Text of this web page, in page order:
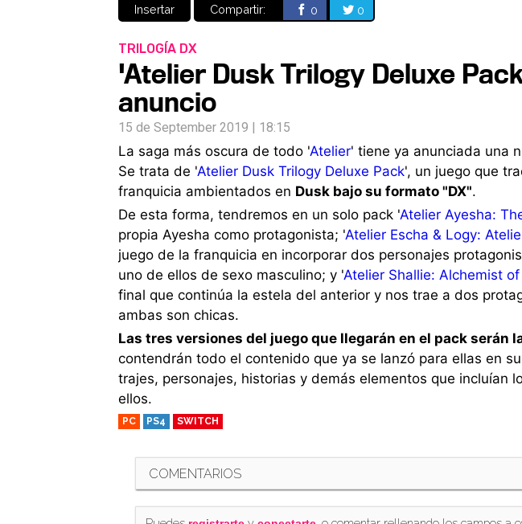
Insertar Compartir: 0 0
TRILOGÍA DX
'Atelier Dusk Trilogy Deluxe
anuncio
15 de September 2019 | 18:15
La saga más oscura de todo 'Atelier' tiene ya anunciada una
Se trata de 'Atelier Dusk Trilogy Deluxe Pack', un juego que
franquicia ambientados en Dusk bajo su formato "DX".
De esta forma, tendremos en un solo pack 'Atelier Ayesha:
propia Ayesha como protagonista; 'Atelier Escha & Logy:
juego de la franquicia en incorporar dos personajes
uno de ellos de sexo masculino; y 'Atelier Shallie: Alchemist
final que continúa la estela del anterior y nos trae a dos
ambas son chicas.
Las tres versiones del juego que llegarán en el pack serán
contendrán todo el contenido que ya se lanzó para ellas en
trajes, personajes, historias y demás elementos que incluían
ellos.
PC PS4 SWITCH
COMENTARIOS